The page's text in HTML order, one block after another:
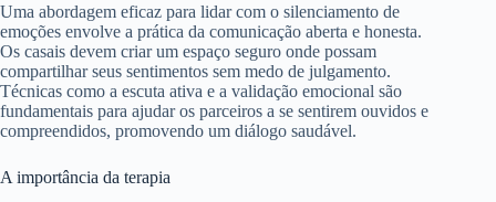
Uma abordagem eficaz para lidar com o silenciamento de
emoções envolve a prática da comunicação aberta e honesta.
Os casais devem criar um espaço seguro onde possam
compartilhar seus sentimentos sem medo de julgamento.
Técnicas como a escuta ativa e a validação emocional são
fundamentais para ajudar os parceiros a se sentirem ouvidos e
compreendidos, promovendo um diálogo saudável.
A importância da terapia